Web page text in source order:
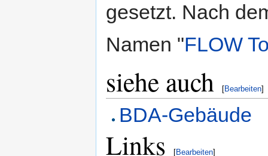
gesetzt. Nach
Namen "FLOW
siehe auch [Bearbeiten]
BDA-Gebäude
Links [Bearbeiten]